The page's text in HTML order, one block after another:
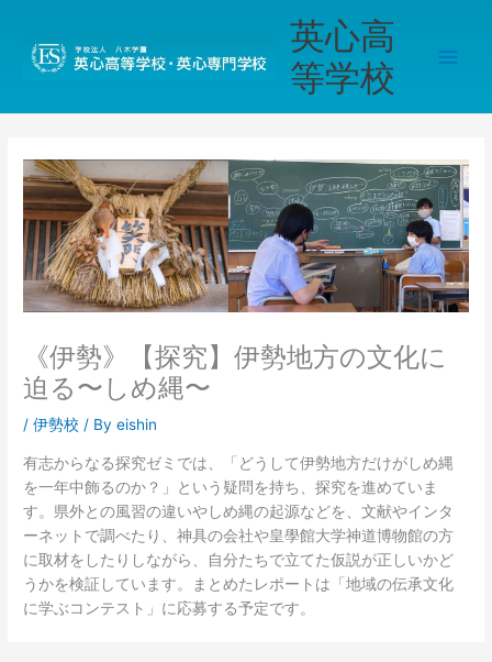
英心高
等学校
《伊勢》【探究】伊勢地方の文化に
迫る〜しめ縄〜
/伊勢校 / Byeishin
有志からなる探究ゼミでは、「どうして伊勢地方だけがしめ縄
を一年中飾るのか？」という疑問を持ち、探究を進めていま
す。県外との風習の違いやしめ縄の起源などを、文献やインタ
ーネットで調べたり、神具の会社や皇學館大学神道博物館の方
に取材をしたりしながら、自分たちで立てた仮説が正しいかど
うかを検証しています。まとめたレポートは「地域の伝承文化
に学ぶコンテスト」に応募する予定です。